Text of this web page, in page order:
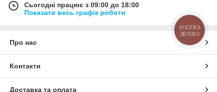
Сьогодні працює з 09:00 до 18:00
Показати весь графік роботи
Про нас
Контакти
Доставка та оплата
КНОПКА
ЗВ'ЯЗКУ